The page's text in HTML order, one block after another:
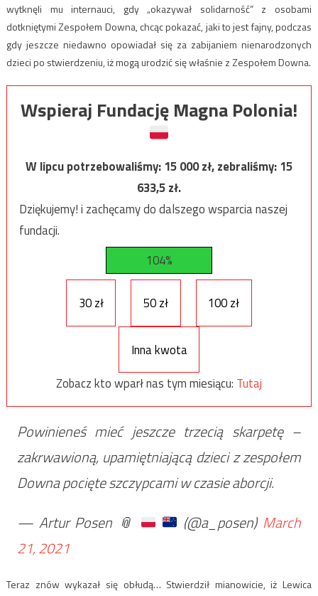
wytknęli mu internauci, gdy „okazywał solidarność” z osobami
dotkniętymi Zespołem Downa, chcąc pokazać, jaki to jest fajny, podczas
gdy jeszcze niedawno opowiadał się za zabijaniem nienarodzonych
dzieci po stwierdzeniu, iż mogą urodzić się właśnie z Zespołem Downa.
Wspieraj Fundację Magna Polonia!
W lipcu potrzebowaliśmy:15 000zł, zebraliśmy:15
633,5zł.
Dziękujemy! i zachęcamy do dalszego wsparcia naszej
fundacji.
104%
30 zł 50 zł 100 zł
Inna kwota
Zobacz kto wparł nas tym miesiącu: Tutaj
Powinieneś mieć jeszcze trzecią skarpetę –
zakrwawioną, upamiętniającą dzieci z zespołem
Downa pocięte szczypcami w czasie aborcji.
— Artur Posen 📎 (@a_posen) March
21, 2021
Teraz znów wykazał się obłudą… Stwierdził mianowicie, iż Lewica